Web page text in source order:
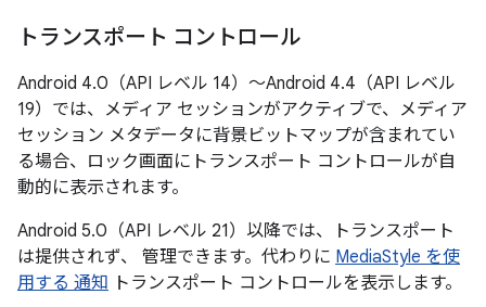
トランスポート コントロール
Android 4.0（API レベル 14）～Android 4.4（API レベル
19）では、メディア セッションがアクティブで、メディア
セッション メタデータに背景ビットマップが含まれてい
る場合、ロック画面にトランスポート コントロールが自
動的に表示されます。
Android 5.0（API レベル 21）以降では、トランスポート
は提供されず、 管理できます。代わりに MediaStyle を使
用する 通知 トランスポート コントロールを表示します。